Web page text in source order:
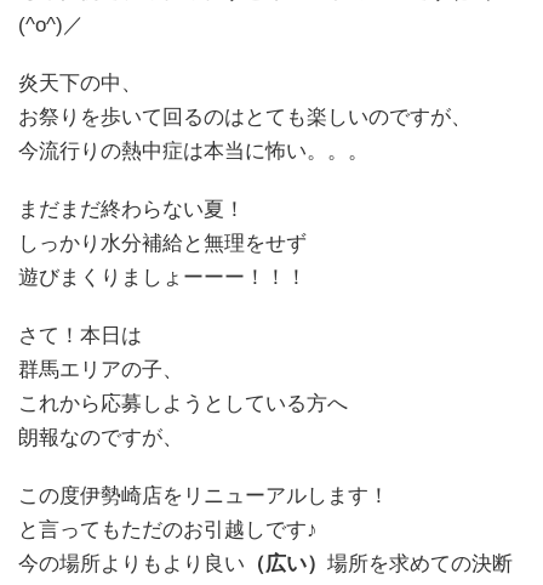
(^o^)／
炎天下の中、
お祭りを歩いて回るのはとても楽しいのですが、
今流行りの熱中症は本当に怖い。。。
まだまだ終わらない夏！
しっかり水分補給と無理をせず
遊びまくりましょーーー！！！
さて！本日は
群馬エリアの子、
これから応募しようとしている方へ
朗報なのですが、
この度伊勢崎店をリニューアルします！
と言ってもただのお引越しです♪
今の場所よりもより良い （広い） 場所を求めての決断